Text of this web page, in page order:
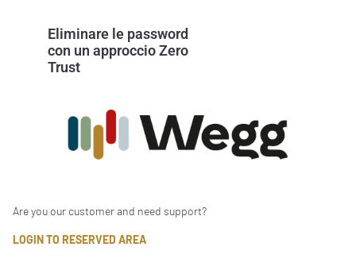
Eliminare le password
con un approccio Zero
Trust
Are you our customer and need support?
LOGIN TO RESERVED AREA